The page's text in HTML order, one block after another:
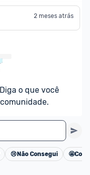
somente
, ou seja,
validadas
e os
abaixo da média
promoções de
2 meses atrás
o que você
Cancelar
😢 Não Consegui 🤩